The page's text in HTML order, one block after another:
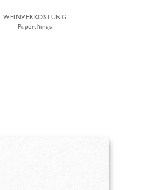
WEINVERKOSTUNG
Paperthings